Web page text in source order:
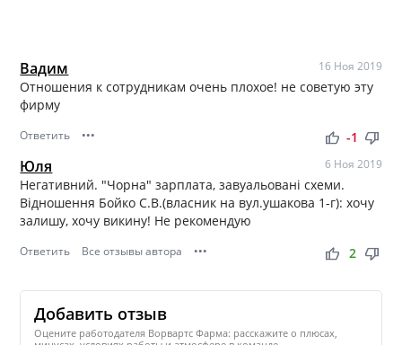
Вадим 16 Ноя 2019
Отношения к сотрудникам очень плохое! не советую эту
фирму
Ответить ••• thumb_up thumb_down
-1
Юля 6 Ноя 2019
Негативний. "Чорна" зарплата, завуальовані схеми.
Відношення Бойко С.В.(власник на вул.ушакова 1-г): хочу
залишу, хочу викину! Не рекомендую
Ответить Все отзывы автора ••• thumb_up thumb_down
2
Добавить отзыв
Оцените работодателя Ворвартс Фарма: расскажите о плюсах,